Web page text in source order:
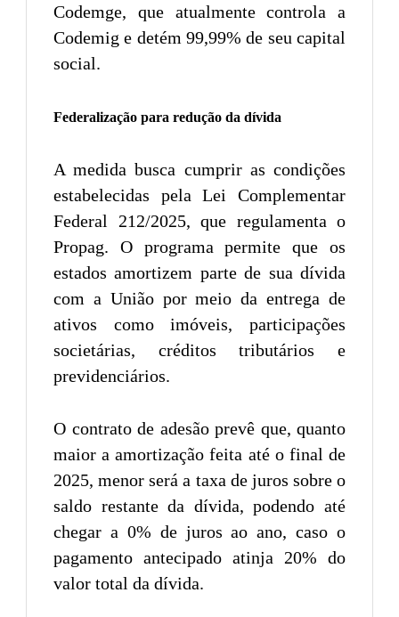
Codemge, que atualmente controla a
Codemig e detém 99,99% de seu capital
social.
Federalização para redução da dívida
A medida busca cumprir as condições
estabelecidas pela Lei Complementar
Federal 212/2025, que regulamenta o
Propag. O programa permite que os
estados amortizem parte de sua dívida
com a União por meio da entrega de
ativos como imóveis, participações
societárias, créditos tributários e
previdenciários.
O contrato de adesão prevê que, quanto
maior a amortização feita até o final de
2025, menor será a taxa de juros sobre o
saldo restante da dívida, podendo até
chegar a 0% de juros ao ano, caso o
pagamento antecipado atinja 20% do
valor total da dívida.